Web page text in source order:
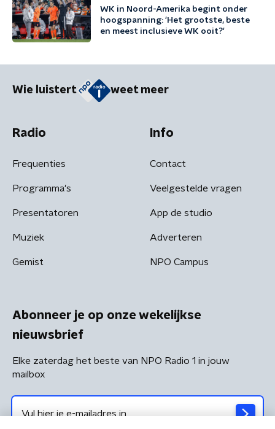
WK in Noord-Amerika begint onder
hoogspanning: 'Het grootste, beste
en meest inclusieve WK ooit?'
Wie luistert weet meer
Radio
Frequenties
Programma's
Presentatoren
Muziek
Gemist
Info
Contact
Veelgestelde vragen
App de studio
Adverteren
NPO Campus
Abonneer je op onze wekelijkse
nieuwsbrief
Elke zaterdag het beste van NPO Radio 1 in jouw
mailbox